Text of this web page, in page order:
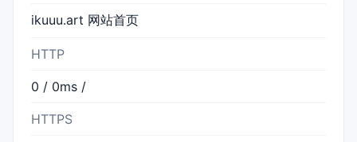
ikuuu.art 网站首页
HTTP
0 / 0ms /
HTTPS